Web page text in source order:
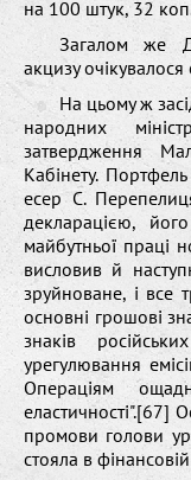
на 100 штук, 32
Загалом же
акцизу
На цьому ж
народних
затвердження
Кабінету.
есер С.
декларацією,
майбутньої праці
висловив й
зруйноване, і все
основні грошові
знаків
урегулювання
Операціям
еластичності".[67]
промови голови
стояла в